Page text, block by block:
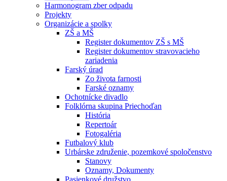
Harmonogram zber odpadu
Projekty
Organizácie a spolky
ZŠ a MŠ
Register dokumentov ZŠ s MŠ
Register dokumentov stravovacieho
zariadenia
Farský úrad
Zo života farnosti
Farské oznamy
Ochotnícke divadlo
Folklórna skupina Priechoďan
História
Repertoár
Fotogaléria
Futbalový klub
Urbárske združenie, pozemkové spoločenstvo
Stanovy
Oznamy, Dokumenty
Pasienkové družstvo